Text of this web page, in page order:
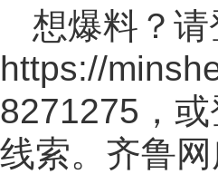
想爆料？
https://
8271275，
线索。齐鲁